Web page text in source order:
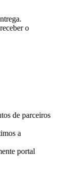
o
de parceiros
a
portal